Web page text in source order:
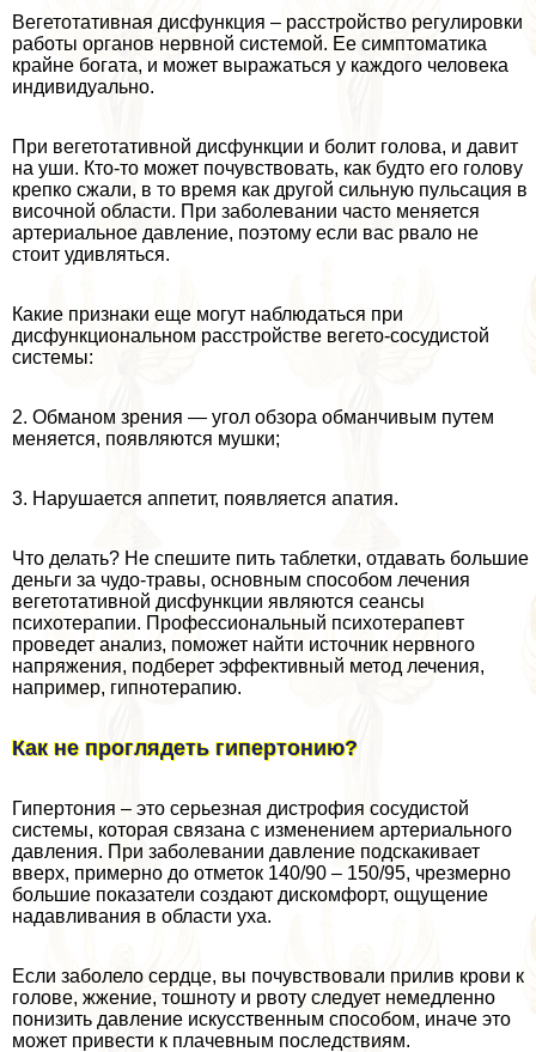
Вегетотативная дисфункция – расстройство регулировки
работы органов нервной системой. Ее симптоматика
крайне богата, и может выражаться у каждого человека
индивидуально.
При вегетотативной дисфункции и болит голова, и давит
на уши. Кто-то может почувствовать, как будто его голову
крепко сжали, в то время как другой сильную пульсация в
височной области. При заболевании часто меняется
артериальное давление, поэтому если вас рвало не
стоит удивляться.
Какие признаки еще могут наблюдаться при
дисфункциональном расстройстве вегето-сосудистой
системы:
2. Обманом зрения — угол обзора обманчивым путем
меняется, появляются мушки;
3. Нарушается аппетит, появляется апатия.
Что делать? Не спешите пить таблетки, отдавать большие
деньги за чудо-травы, основным способом лечения
вегетотативной дисфункции являются сеансы
психотерапии. Профессиональный психотерапевт
проведет анализ, поможет найти источник нервного
напряжения, подберет эффективный метод лечения,
например, гипнотерапию.
Как не проглядеть гипертонию?
Гипертония – это серьезная дистрофия сосудистой
системы, которая связана с изменением артериального
давления. При заболевании давление подскакивает
вверх, примерно до отметок 140/90 – 150/95, чрезмерно
большие показатели создают дискомфорт, ощущение
надавливания в области уха.
Если заболело сердце, вы почувствовали прилив крови к
голове, жжение, тошноту и рвоту следует немедленно
понизить давление искусственным способом, иначе это
может привести к плачевным последствиям.